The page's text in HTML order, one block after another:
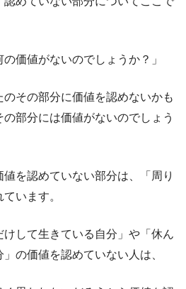
の価値がないのでしょうか？」
のその部分に価値を認めないかも
部分には価値がないのでしょう
を認めていない部分は、「周り
います。
して生きている自分」や「休ん
の価値を認めていない人は、